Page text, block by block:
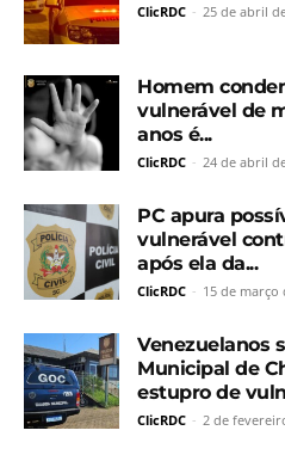
ClicRDC - 25 de abril
Homem
vulnerável de
anos é...
ClicRDC - 24 de abril
PC apura
vulnerável
após ela da...
ClicRDC - 15 de março
Venezuelanos
Municipal de
estupro de
ClicRDC - 2 de